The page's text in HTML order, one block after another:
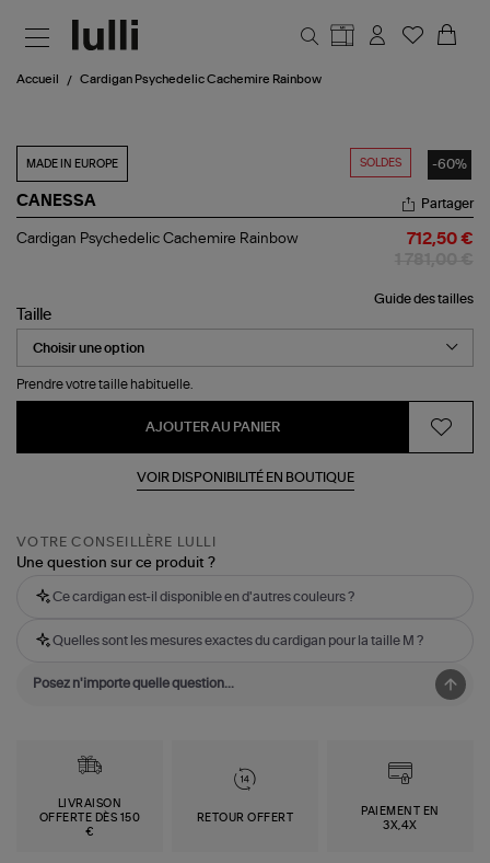
Accueil Cardigan Psychedelic Cachemire Rainbow
SOLDES -60%
MADE IN EUROPE
CANESSA
Cardigan
Partager
Cardigan Psychedelic Cachemire Rainbow 712,50 €
Guide des tailles
Taille
Prendre votre taille habituelle.
AJOUTER AU PANIER
VOIR DISPONIBILITÉ EN BOUTIQUE
VOTRE CONSEILLÈRE LULLI
Une question sur ce produit ?
Ce cardigan est-il disponible en d'autres couleurs ?
Quelles sont les mesures exactes du cardigan pour la taille M ?
LIVRAISON
OFFERTE DÈS 150
€
RETOUR OFFERT
PAIEMENT EN
3X,4X